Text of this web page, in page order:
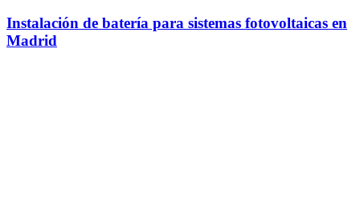
Instalación de batería para sistemas fotovoltaicas en
Madrid